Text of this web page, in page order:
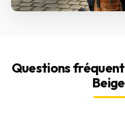
Questions